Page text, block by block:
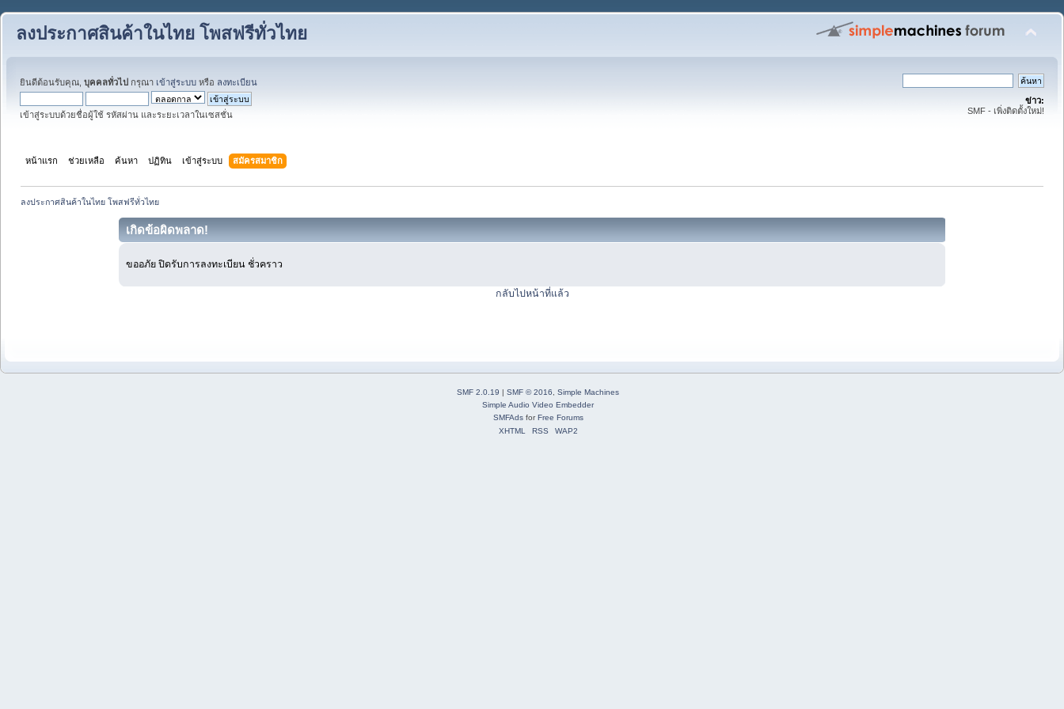
ลงประกาศสินค้าในไทย โพสฟรีทั่วไทย
ยินดีต้อนรับคุณ, บุคคลทั่วไป กรุณา เข้าสู่ระบบ หรือ ลงทะเบียน
เข้าสู่ระบบด้วยชื่อผู้ใช้ รหัสผ่าน และระยะเวลาในเซสชั่น
ข่าว:
SMF - เพิ่งติดตั้งใหม่!
หน้าแรก ช่วยเหลือ ค้นหา ปฏิทิน เข้าสู่ระบบ สมัครสมาชิก
ลงประกาศสินค้าในไทย โพสฟรีทั่วไทย
เกิดข้อผิดพลาด!
ขออภัย ปิดรับการลงทะเบียน ชั่วคราว
กลับไปหน้าที่แล้ว
SMF 2.0.19 | SMF © 2016, Simple Machines
Simple Audio Video Embedder
SMFAdsforFree Forums
XHTML
RSS WAP2